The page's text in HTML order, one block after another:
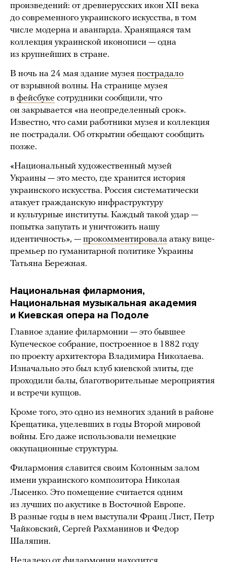
произведений: от древнерусских икон XII века
до современного украинского искусства, в том
числе модерна и авангарда. Хранящаяся там
коллекция украинской иконописи — одна
из крупнейших в стране.
В ночь на 24 мая здание музея пострадало
от взрывной волны. На странице музея
в фейсбуке сотрудники сообщили, что
он закрывается «на неопределенный срок».
Известно, что сами работники музея и коллекция
не пострадали. Об открытии обещают сообщить
позже.
«Национальный художественный музей
Украины — это место, где хранится история
украинского искусства. Россия систематически
атакует гражданскую инфраструктуру
и культурные институты. Каждый такой удар —
попытка запугать и уничтожить нашу
идентичность», — прокомментировала атаку вице-
премьер по гуманитарной политике Украины
Татьяна Бережная.
Национальная филармония,
Национальная музыкальная академия
и Киевская опера на Подоле
Главное здание филармонии — это бывшее
Купеческое собрание, построенное в 1882 году
по проекту архитектора Владимира Николаева.
Изначально это был клуб киевской элиты, где
проходили балы, благотворительные мероприятия
и встречи купцов.
Кроме того, это одно из немногих зданий в районе
Крещатика, уцелевших в годы Второй мировой
войны. Его даже использовали немецкие
оккупационные структуры.
Филармония славится своим Колонным залом
имени украинского композитора Николая
Лысенко. Это помещение считается одним
из лучших по акустике в Восточной Европе.
В разные годы в нем выступали Франц Лист, Петр
Чайковский, Сергей Рахманинов и Федор
Шаляпин.